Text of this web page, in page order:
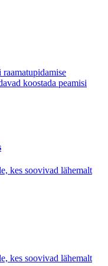
koostada peamisi
kes soovivad lähemalt
kes soovivad lähemalt